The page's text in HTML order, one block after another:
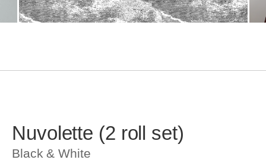
Nuvolette (2 roll set)
Black & White